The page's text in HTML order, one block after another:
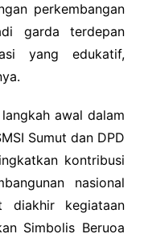
perkembangan
garda terdepan
yang edukatif,
awal dalam
Sumut dan DPD
kontribusi
nasional
diakhir kegiataan
Simbolis Beruoa